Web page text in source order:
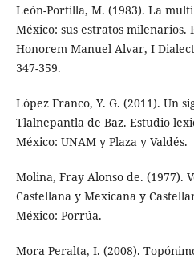
León-Portilla, M. (1983). La
México: sus estratos milenarios.
Honorem Manuel Alvar, I
347-359.
López Franco, Y. G. (2011). Un
Tlalnepantla de Baz. Estudio
México: UNAM y Plaza y Valdés.
Molina, Fray Alonso de. (1977).
Castellana y Mexicana y
México: Porrúa.
Mora Peralta, I. (2008).